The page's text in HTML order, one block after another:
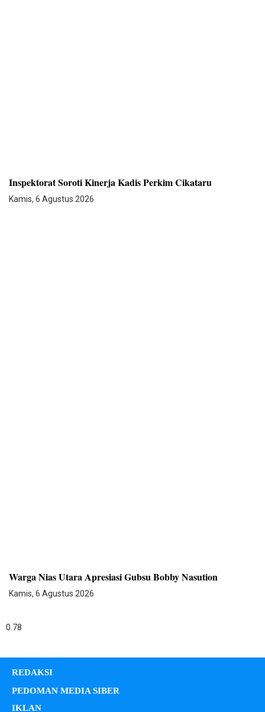
Inspektorat Soroti Kinerja Kadis Perkim Cikataru
Kamis, 6 Agustus 2026
Warga Nias Utara Apresiasi Gubsu Bobby Nasution
Kamis, 6 Agustus 2026
REDAKSI
PEDOMAN MEDIA SIBER
IKLAN